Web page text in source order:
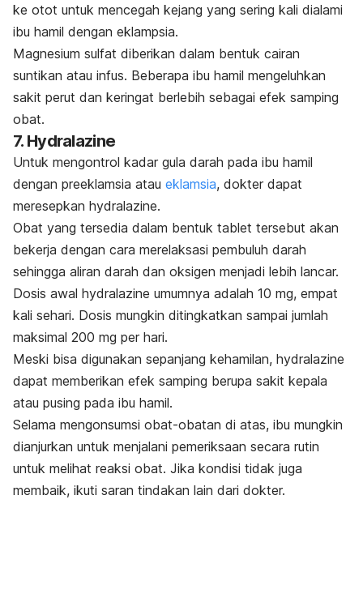
ke otot untuk mencegah kejang yang sering kali dialami
ibu hamil dengan eklampsia.
Magnesium sulfat diberikan dalam bentuk cairan
suntikan atau infus. Beberapa ibu hamil mengeluhkan
sakit perut dan keringat berlebih sebagai efek samping
obat.
7. Hydralazine
Untuk mengontrol kadar gula darah pada ibu hamil
dengan preeklamsia atau eklamsia, dokter dapat
meresepkan hydralazine.
Obat yang tersedia dalam bentuk tablet tersebut akan
bekerja dengan cara merelaksasi pembuluh darah
sehingga aliran darah dan oksigen menjadi lebih lancar.
Dosis awal hydralazine umumnya adalah 10 mg, empat
kali sehari. Dosis mungkin ditingkatkan sampai jumlah
maksimal 200 mg per hari.
Meski bisa digunakan sepanjang kehamilan, hydralazine
dapat memberikan efek samping berupa sakit kepala
atau pusing pada ibu hamil.
Selama mengonsumsi obat-obatan di atas, ibu mungkin
dianjurkan untuk menjalani pemeriksaan secara rutin
untuk melihat reaksi obat. Jika kondisi tidak juga
membaik, ikuti saran tindakan lain dari dokter.